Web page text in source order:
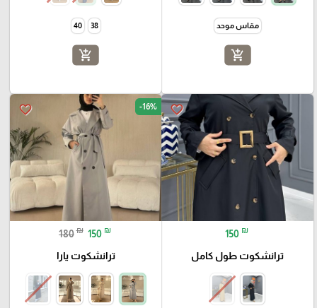
مقاس موحد
add_shopping_cart
38
40
add_shopping_cart
favorite_border
150 ₪
ترانشكوت طول كامل
favorite_border -16%
180 ₪ 150 ₪
ترانشكوت يارا